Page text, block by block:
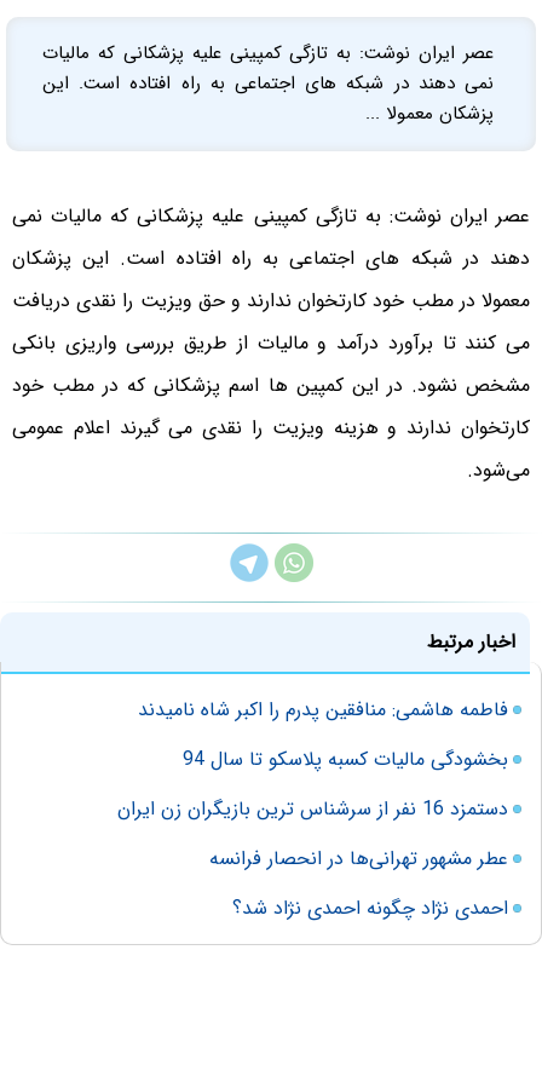
عصر ایران نوشت: به تازگی کمپینی علیه پزشکانی که مالیات
نمی دهند در شبکه های اجتماعی به راه افتاده است. این
پزشکان معمولا ...
عصر ایران نوشت: به تازگی کمپینی علیه پزشکانی که مالیات نمی
دهند در شبکه های اجتماعی به راه افتاده است. این پزشکان
معمولا در مطب خود کارتخوان ندارند و حق ویزیت را نقدی دریافت
می کنند تا برآورد درآمد و مالیات از طریق بررسی واریزی بانکی
مشخص نشود. در این کمپین ها اسم پزشکانی که در مطب خود
کارتخوان ندارند و هزینه ویزیت را نقدی می گیرند اعلام عمومی
می‌شود.
اخبار مرتبط
فاطمه هاشمی: منافقین پدرم را اکبر شاه نامیدند
بخشودگی مالیات کسبه پلاسکو تا سال 94
دستمزد 16 نفر از سرشناس ترین بازیگران زن ایران
عطر مشهور تهرانی‌ها در انحصار فرانسه
احمدی نژاد چگونه احمدی نژاد ‌شد؟